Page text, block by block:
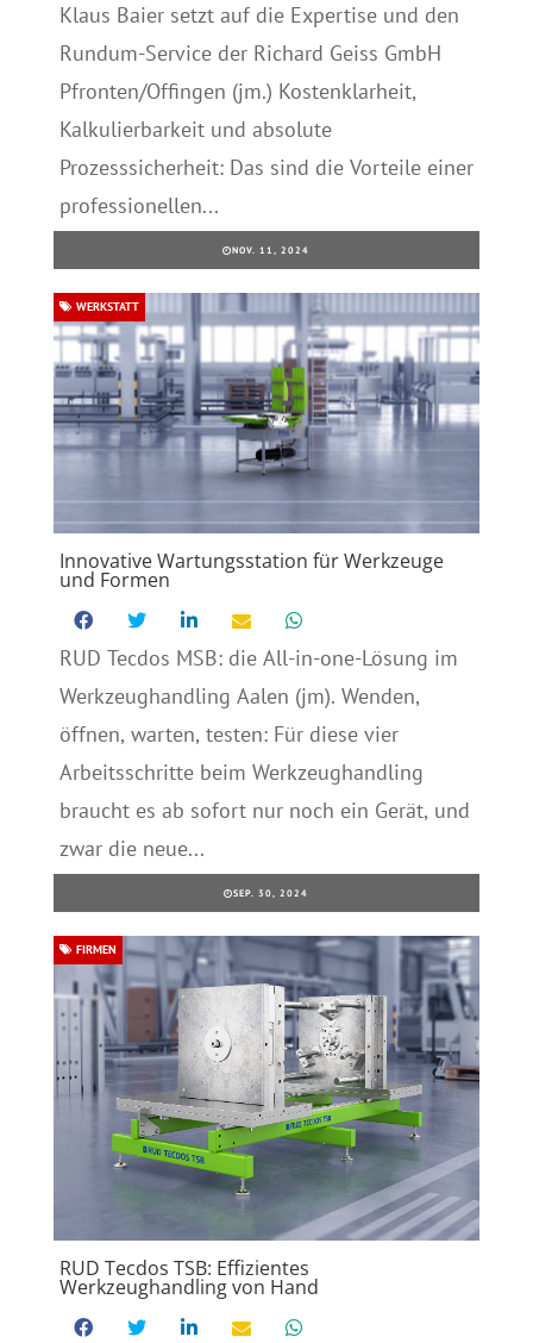
Klaus Baier setzt auf die Expertise und den
Rundum-Service der Richard Geiss GmbH
Pfronten/Offingen (jm.) Kostenklarheit,
Kalkulierbarkeit und absolute
Prozesssicherheit: Das sind die Vorteile einer
professionellen...
NOV. 11, 2024
Innovative Wartungsstation für Werkzeuge
und Formen
WERKSTATT
RUD Tecdos MSB: die All-in-one-Lösung im
Werkzeughandling Aalen (jm). Wenden,
öffnen, warten, testen: Für diese vier
Arbeitsschritte beim Werkzeughandling
braucht es ab sofort nur noch ein Gerät, und
zwar die neue...
SEP. 30, 2024
RUD Tecdos TSB: Effizientes
Werkzeughandling von Hand
FIRMEN